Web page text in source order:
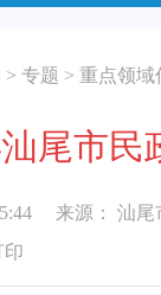
> 专题 > 重点领域
汕尾市
来源： 汕尾
印